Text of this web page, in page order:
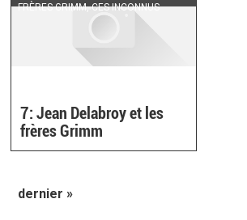
FRÈRES GRIMM, CES INCONNUS
7: Jean Delabroy et les
frères Grimm
dernier »